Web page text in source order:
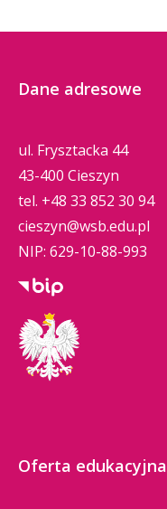
Dane adresowe
ul. Frysztacka 44
43-400 Cieszyn
tel. +48 33 852 30 94
cieszyn@wsb.edu.pl
NIP: 629-10-88-993
Oferta edukacyjna